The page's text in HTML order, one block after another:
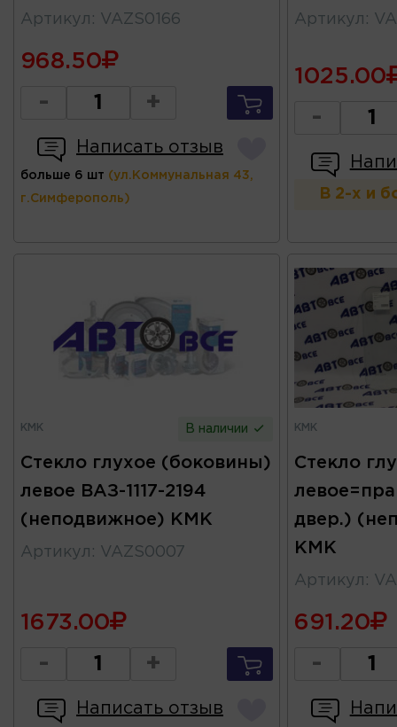
Артикул : VAZS0166
968.50
- +
Написать отзыв
больше 6 шт (ул.Коммунальная 43,
г.Симферополь)
Артикул :
1025.00
-
В 2-х и
КМК В наличии
Стекло глухое (боковины)
левое ВАЗ-1117-2194
(неподвижное) КМК
Артикул : VAZS0007
1673.00
- +
Написать отзыв
КМК
Стекло
двер.)
КМК
Артикул :
691.20
-